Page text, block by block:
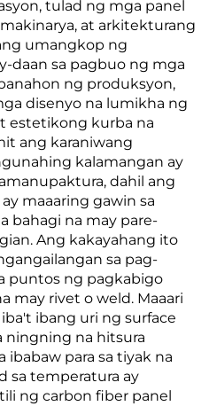
tulad ng mga panel
at arkitekturang
umangkop ng
daan sa pagbuo ng mga
ng produksyon,
disenyo na lumikha ng
estetikong kurba na
ang karaniwang
kalamangan ay
dahil ang
maaaring gawin sa
bahagi na may pare-
Ang kakayahang ito
sa pag-
puntos ng pagkabigo
may rivet o weld. Maaari
ibang uri ng surface
ningning na hitsura
para sa tiyak na
sa temperatura ay
ng carbon fiber panel